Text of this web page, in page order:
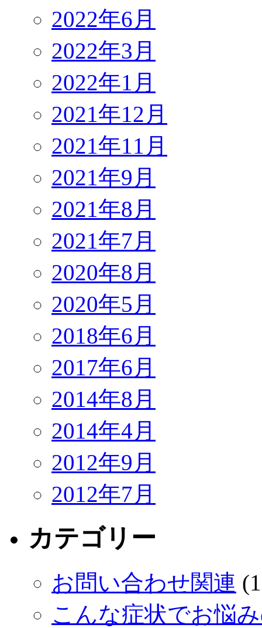
2022年6月
2022年3月
2022年1月
2021年12月
2021年11月
2021年9月
2021年8月
2021年7月
2020年8月
2020年5月
2018年6月
2017年6月
2014年8月
2014年4月
2012年9月
2012年7月
カテゴリー
お問い合わせ関連
こんな症状でお悩